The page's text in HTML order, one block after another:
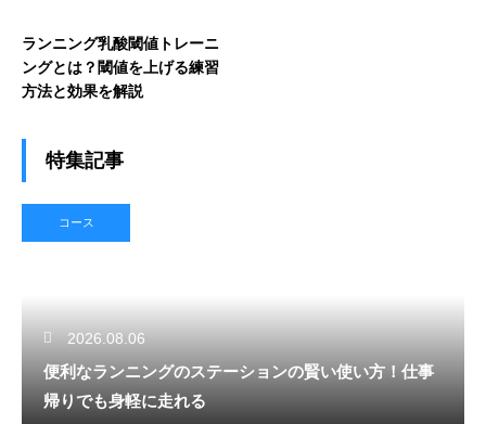
ランニング乳酸閾値トレーニ
ングとは？閾値を上げる練習
方法と効果を解説
特集記事
コース
2026.08.06
便利なランニングのステーションの賢い使い方！仕事
帰りでも身軽に走れる